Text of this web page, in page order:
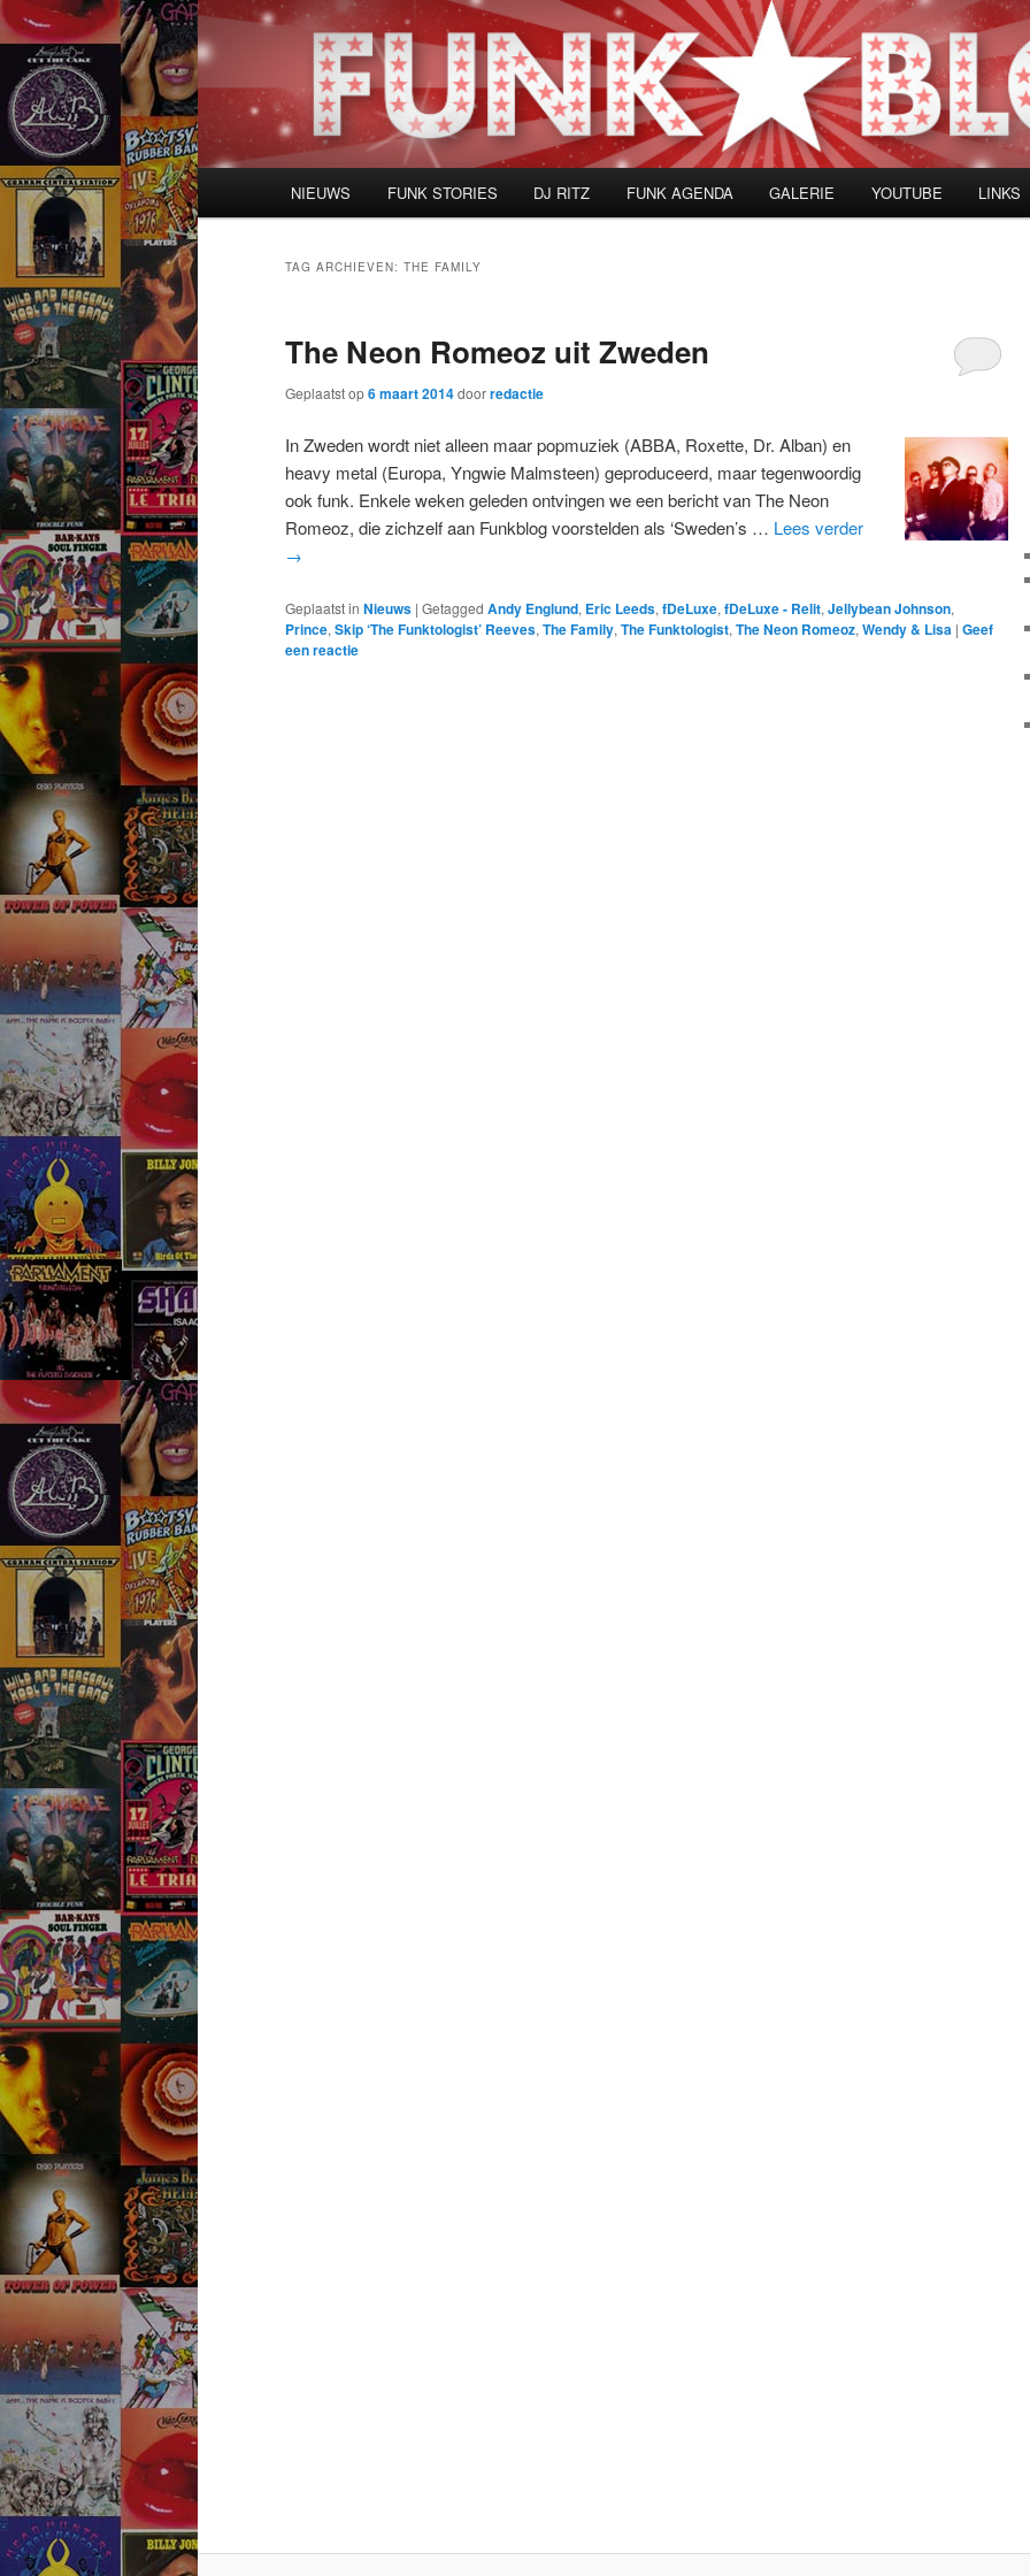
Spring
naar
de
primaire
inhoud
Spring
naar
de
secundaire
inhoud
NIEUWS FUNK STORIES DJ RITZ FUNK AGENDA GALERIE YOUTUBE LINKS
TAG ARCHIEVEN: THE FAMILY
The Neon Romeoz uit Zweden
Geplaatst op6 maart 2014doorredactie
In Zweden wordt niet alleen maar popmuziek (ABBA, Roxette, Dr. Alban) en
heavy metal (Europa, Yngwie Malmsteen) geproduceerd, maar tegenwoordig
ook funk. Enkele weken geleden ontvingen we een bericht van The Neon
Romeoz, die zichzelf aan Funkblog voorstelden als ‘Sweden’s … Lees verder
→
Geplaatst in Nieuws | Getagged Andy Englund, Eric Leeds, fDeLuxe, fDeLuxe - Relit, Jellybean Johnson,
Prince, Skip ‘The Funktologist’ Reeves, The Family, The Funktologist, The Neon Romeoz, Wendy & Lisa | Geef
een reactie